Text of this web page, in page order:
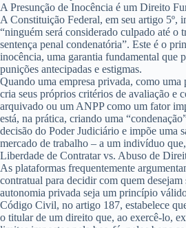
A Presunção de Inocência é um Direito
A Constituição Federal, em seu artigo 5º,
“ninguém será considerado culpado até o
sentença penal condenatória”. Este é o
inocência, uma garantia fundamental que
punições antecipadas e estigmas.
Quando uma empresa privada, como uma
cria seus próprios critérios de avaliação e
arquivado ou um ANPP como um fator
está, na prática, criando uma
decisão do Poder Judiciário e impõe uma
mercado de trabalho – a um indivíduo
Liberdade de Contratar vs. Abuso de
As plataformas frequentemente
contratual para decidir com quem desejam
autonomia privada seja um princípio
Código Civil, no artigo 187, estabelece
o titular de um direito que, ao exercê-lo,